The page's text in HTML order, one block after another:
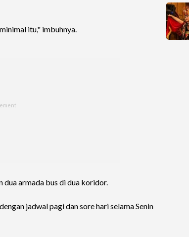
itu," imbuhnya.
dua armada bus di dua koridor.
jadwal pagi dan sore hari selama Senin